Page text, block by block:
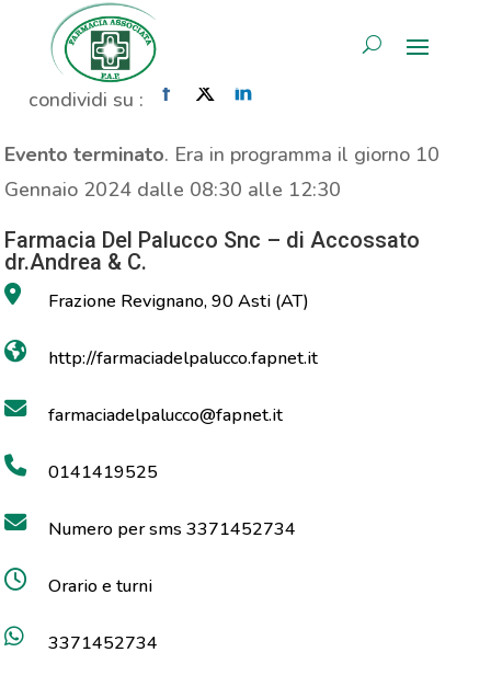
AREA RISERVATA
Propaganda Thermacare
Home» Evento» Propaganda Thermacare
condividi su :
Evento terminato. Era in programma il giorno 10
Gennaio 2024 dalle 08:30 alle 12:30
Farmacia Del Palucco Snc – di Accossato
dr.Andrea & C.
Frazione Revignano, 90 Asti (AT)
http://farmaciadelpalucco.fapnet.it
farmaciadelpalucco@fapnet.it
0141419525
Numero per sms 3371452734
Orario e turni
3371452734